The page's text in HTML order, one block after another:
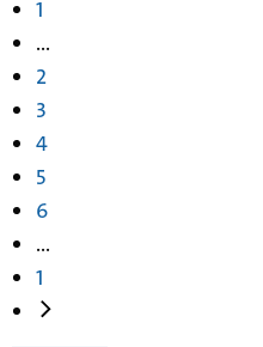
1
...
2
3
4
5
6
...
1